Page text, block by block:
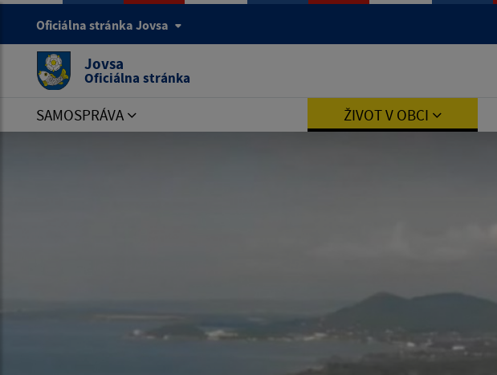
Oficiálna stránka Jovsa
Jovsa
Oficiálna stránka
SAMOSPRÁVA ŽIVOT V OBCI